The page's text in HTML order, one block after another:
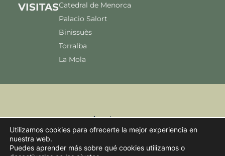
VISITASCatedral de Menorca
Palacio Salort
Binissuès
Torralba
La Mola
Aceptamos:
© 2026 Pendent Servei i gestió S.L. Todos los Derechos
Utilizamos cookies para ofrecerte la mejor experiencia en
nuestra web.
Puedes aprender más sobre qué cookies utilizamos o